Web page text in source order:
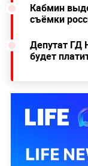
Кабмин
съёмки
Депутат ГД
будет